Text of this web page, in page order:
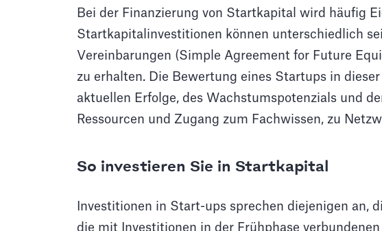
Bei der Finanzierung von Startkapital wird häufig
Startkapitalinvestitionen können unterschiedlich
Vereinbarungen (Simple Agreement for Future
zu erhalten. Die Bewertung eines Startups in
aktuellen Erfolge, des Wachstumspotenzials und
Ressourcen und Zugang zum Fachwissen, zu
So investieren Sie in Startkapital
Investitionen in Start-ups sprechen diejenigen an,
die mit Investitionen in der Frühphase